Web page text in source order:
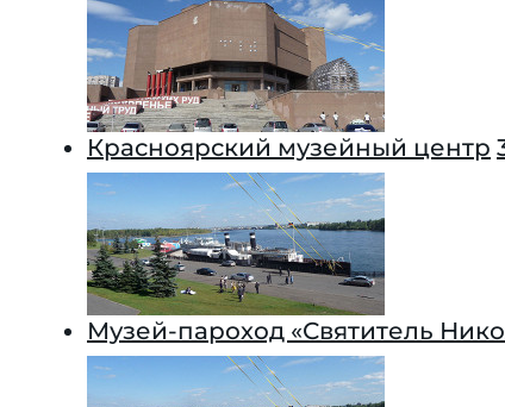
Красноярский музейный центр
Музей-пароход «Святитель